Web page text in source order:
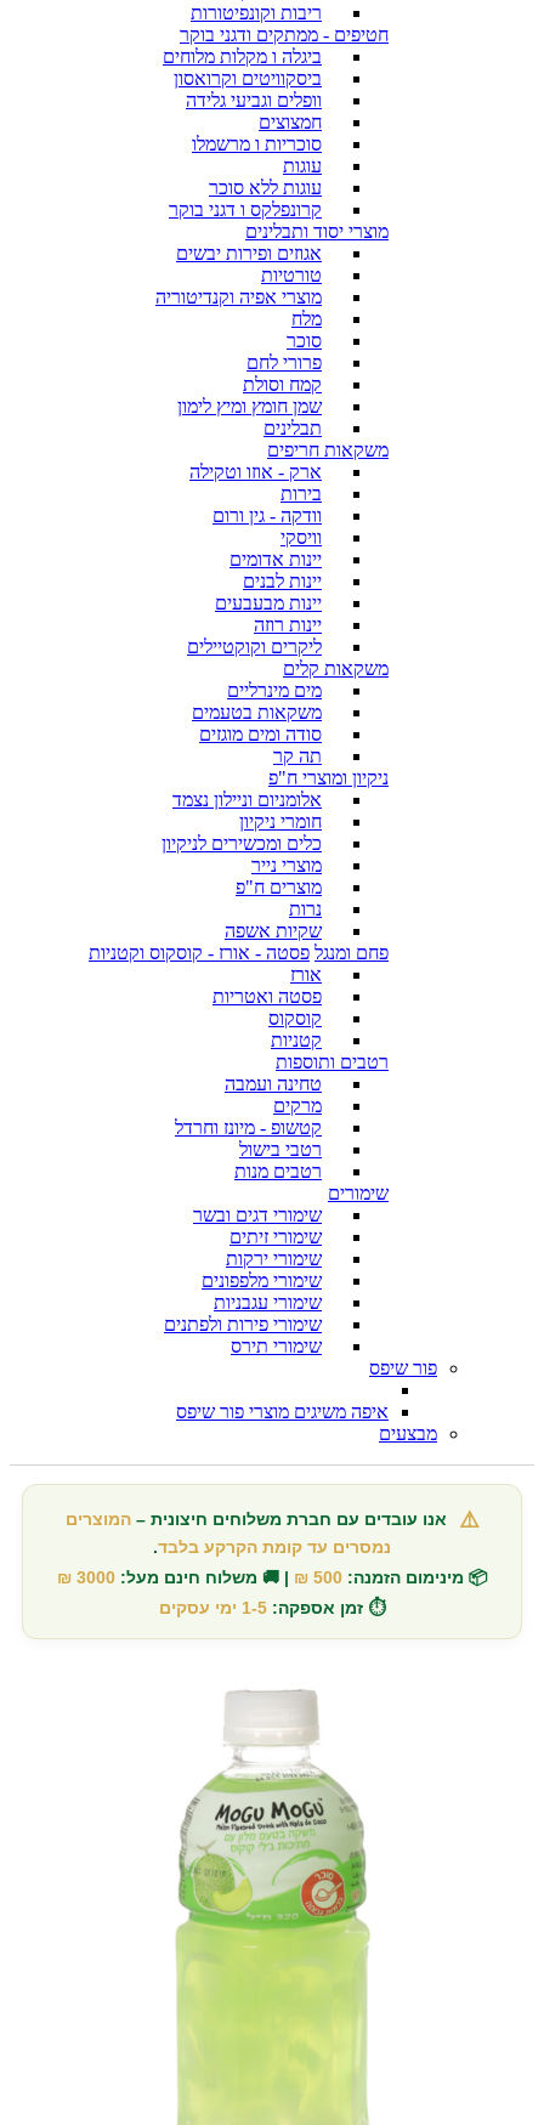
ריבות וקונפיטורות
חטיפים - ממתקים ודגני בוקר
ביגלה ו מקלות מלוחים
ביסקוויטים וקרואסון
וופלים וגביעי גלידה
חמצוצים
סוכריות ו מרשמלו
עוגות
עוגות ללא סוכר
קרונפלקס ו דגני בוקר
מוצרי יסוד ותבלינים
אגוזים ופירות יבשים
טורטיות
מוצרי אפיה וקנדיטוריה
מלח
סוכר
פרורי לחם
קמח וסולת
שמן חומץ ומיץ לימון
תבלינים
משקאות חריפים
ארק - אוזו וטקילה
בירות
וודקה - גין ורום
וויסקי
יינות אדומים
יינות לבנים
יינות מבעבעים
יינות רוזה
ליקרים וקוקטיילים
משקאות קלים
מים מינרליים
משקאות בטעמים
סודה ומים מוגזים
תה קר
ניקיון ומוצרי ח"פ
אלומניום וניילון נצמד
חומרי ניקיון
כלים ומכשירים לניקיון
מוצרי נייר
מוצרים ח"פ
נרות
שקיות אשפה
פחם ומנגל פסטה - אורז - קוסקוס וקטניות
אורז
פסטה ואטריות
קוסקוס
קטניות
רטבים ותוספות
טחינה ועמבה
מרקים
קטשופ - מיונז וחרדל
רטבי בישול
רטבים מנות
שימורים
שימורי דגים ובשר
שימורי זיתים
שימורי ירקות
שימורי מלפפונים
שימורי עגבניות
שימורי פירות ולפתנים
שימורי תירס
פור שיפס
איפה משיגים מוצרי פור שיפס
מבצעים
⚠️ אנו עובדים עם חברת משלוחים חיצונית –המוצרים
נמסרים עד קומת הקרקע בלבד.
📦 מינימום הזמנה: 500 ₪ | 🚚 משלוח חינם מעל: 3000 ₪
⏱️ זמן אספקה: 1-5 ימי עסקים